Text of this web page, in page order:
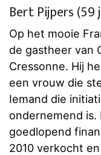
Bert Pijpers (59
Op het mooie
de gastheer van
Cressonne. Hij
een vrouw die
Iemand die
ondernemend is.
goedlopend
2010 verkocht